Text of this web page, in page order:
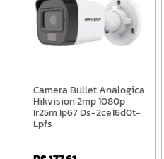
Camera Bullet Analogica
Hikvision 2mp 1080p
Ir25m Ip67 Ds-2ce16d0t-
Lpfs